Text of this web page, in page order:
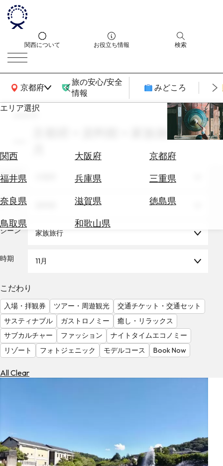
関西について お役立ち情報 検索
京都府
関西広域MAP
旅の安心/安全
情報
みどころ
エリア選択
関西 大阪府
京都府
福井県
兵庫県
三重県
奈良県
滋賀県
徳島県
鳥取県
和歌山県
エ
券
テ
を
る
気
を
見
る
search
京都府 × 資料館 × 家族旅行 × 11
エリア
テーマ
シーン 家族旅行
時期 11月
こだわり
入場・拝観券 ツアー・周遊観光
交通チケット・交通セット
サスティナブル
ガストロノミー
癒し・リラックス
サブカルチャー
ファッション
ナイトタイムエコノミー
リゾート
フォトジェニック モデルコース Book Now
All Clear